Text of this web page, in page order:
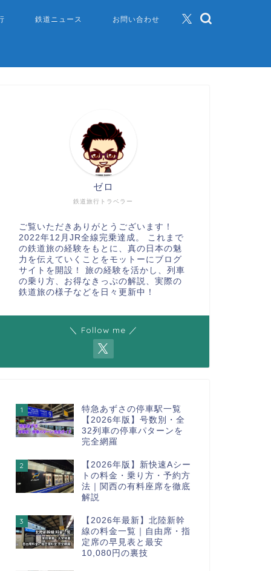
鉄道ニュース お問い合わせ
鉄道旅行トラベラー
ゼロ
ご覧いただきありがとうございます！
2022年12月JR全線完乗達成。 これまで
の鉄道旅の経験をもとに、真の日本の魅
力を伝えていくことをモットーにブログ
サイトを開設！ 旅の経験を活かし、列車
の乗り方、お得なきっぷの解説、実際の
鉄道旅の様子などを日々更新中！
＼ Follow me ／
1
特急あずさの停車駅一覧
【2026年版】号数別・全
32列車の停車パターンを
完全網羅
2
【2026年版】新快速Aシー
トの料金・乗り方・予約方
法｜関西の有料座席を徹底
解説
3
【2026年最新】北陸新幹
線の料金一覧｜自由席・指
定席の早見表と最安
10,080円の裏技